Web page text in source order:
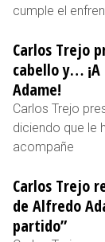
cumple el
Carlos Trejo
cabello y…
Adame!
Carlos Trejo
diciendo que le
acompañe
Carlos Trejo
de Alfredo
partido”